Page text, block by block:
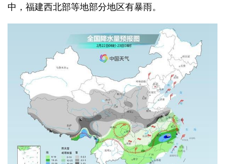
中，福建西北部等地部分地区有暴雨。